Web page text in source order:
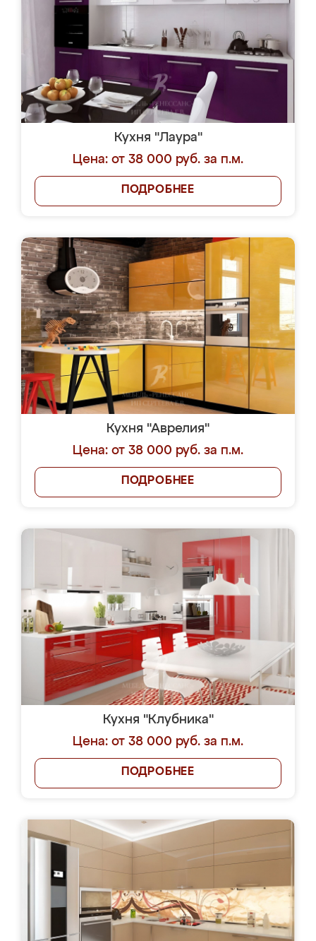
Кухня "Лаура"
Цена: от 38 000 руб. за п.м.
ПОДРОБНЕЕ
Кухня "Аврелия"
Цена: от 38 000 руб. за п.м.
ПОДРОБНЕЕ
Кухня "Клубника"
Цена: от 38 000 руб. за п.м.
ПОДРОБНЕЕ